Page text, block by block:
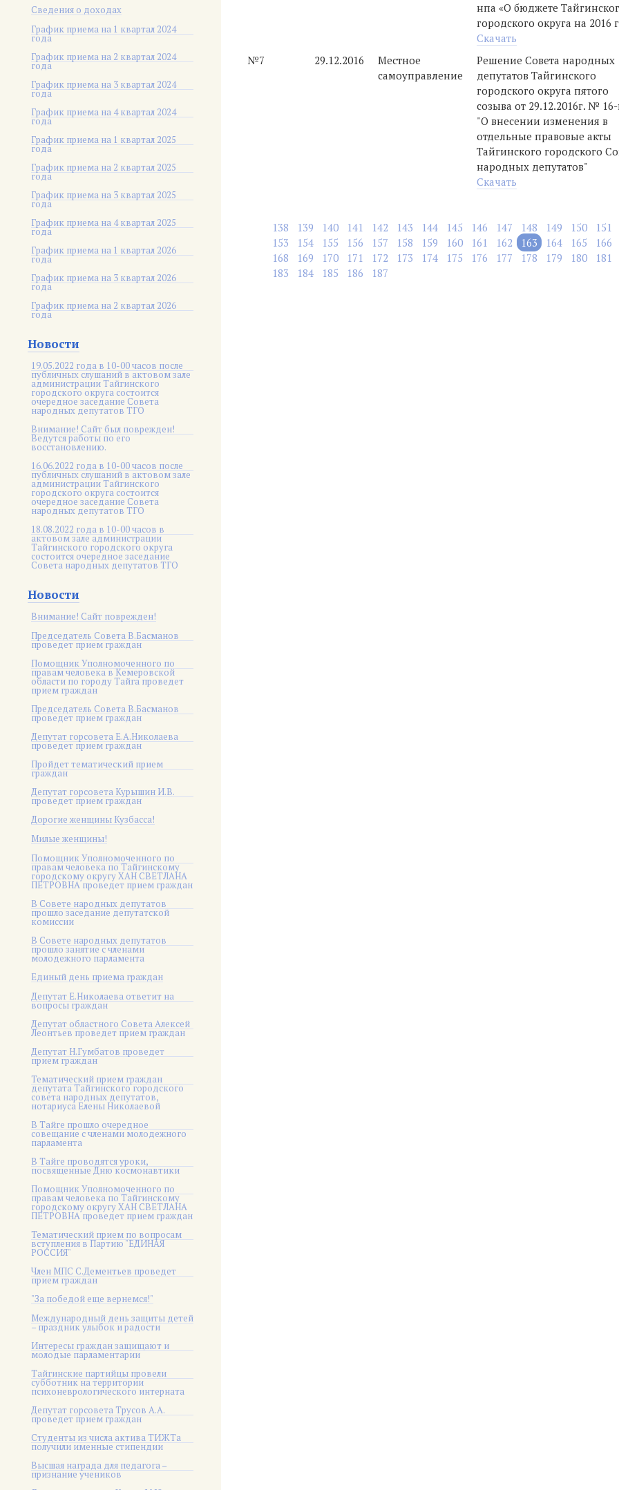
Сведения о доходах
График приема на 1 квартал 2024
года
График приема на 2 квартал 2024
года
График приема на 3 квартал 2024
года
График приема на 4 квартал 2024
года
График приема на 1 квартал 2025
года
График приема на 2 квартал 2025
года
График приема на 3 квартал 2025
года
График приема на 4 квартал 2025
года
График приема на 1 квартал 2026
года
График приема на 3 квартал 2026
года
График приема на 2 квартал 2026
года
Новости
19.05.2022 года в 10-00 часов после
публичных слушаний в актовом зале
администрации Тайгинского
городского округа состоится
очередное заседание Совета
народных депутатов ТГО
Внимание! Сайт был поврежден!
Ведутся работы по его
восстановлению.
16.06.2022 года в 10-00 часов после
публичных слушаний в актовом зале
администрации Тайгинского
городского округа состоится
очередное заседание Совета
народных депутатов ТГО
18.08.2022 года в 10-00 часов в
актовом зале администрации
Тайгинского городского округа
состоится очередное заседание
Совета народных депутатов ТГО
Новости
Внимание! Сайт поврежден!
Председатель Совета В.Басманов
проведет прием граждан
Помощник Уполномоченного по
правам человека в Кемеровской
области по городу Тайга проведет
прием граждан
Председатель Совета В.Басманов
проведет прием граждан
Депутат горсовета Е.А.Николаева
проведет прием граждан
Пройдет тематический прием
граждан
Депутат горсовета Курышин И.В.
проведет прием граждан
Дорогие женщины Кузбасса!
Милые женщины!
Помощник Уполномоченного по
правам человека по Тайгинскому
городскому округу ХАН СВЕТЛАНА
ПЕТРОВНА проведет прием граждан
В Совете народных депутатов
прошло заседание депутатской
комиссии
В Совете народных депутатов
прошло занятие с членами
молодежного парламента
Единый день приема граждан
Депутат Е.Николаева ответит на
вопросы граждан
Депутат областного Совета Алексей
Леонтьев проведет прием граждан
Депутат Н.Гумбатов проведет
прием граждан
Тематический прием граждан
депутата Тайгинского городского
совета народных депутатов,
нотариуса Елены Николаевой
В Тайге прошло очередное
совещание с членами молодежного
парламента
В Тайге проводятся уроки,
посвященные Дню космонавтики
Помощник Уполномоченного по
правам человека по Тайгинскому
городскому округу ХАН СВЕТЛАНА
ПЕТРОВНА проведет прием граждан
Тематический прием по вопросам
вступления в Партию "ЕДИНАЯ
РОССИЯ"
Член МПС С.Дементьев проведет
прием граждан
"За победой еще вернемся!"
Международный день защиты детей
– праздник улыбок и радости
Интересы граждан защищают и
молодые парламентарии
Тайгинские партийцы провели
субботник на территории
психоневрологического интерната
Депутат горсовета Трусов А.А.
проведет прием граждан
Студенты из числа актива ТИЖТа
получили именные стипендии
Высшая награда для педагога –
признание учеников
нпа «О бюджете
городского округа на 2016
Скачать
№7
29.12.2016
Местное
самоуправление
Решение Совета народных
депутатов Тайгинского
городского округа пятого
созыва от 29.12.2016г. №
"О внесении изменения в
отдельные правовые акты
Тайгинского городского
народных депутатов"
Скачать
138 139 140 141 142 143 144 145 146 147 148 149 150
151
153
154 155 156 157 158 159 160 161 162 163 164 165
166
168
169 170 171 172 173 174 175 176 177 178 179 180
181
183
184 185 186 187